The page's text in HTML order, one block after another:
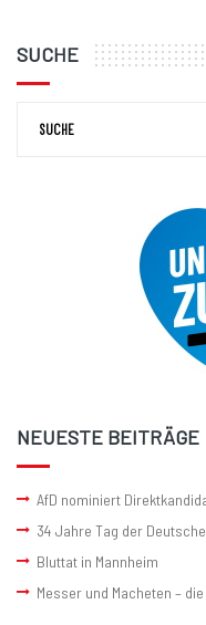
SUCHE
NEUESTE BEITRÄGE
AfD nominiert
34 Jahre Tag der
Bluttat in Mannheim
Messer und Macheten –